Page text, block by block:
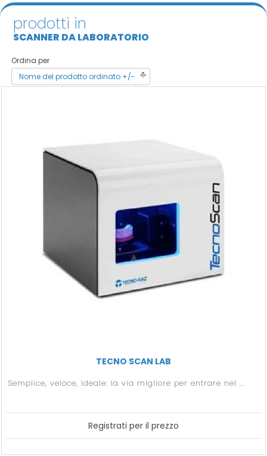
prodotti in
SCANNER DA LABORATORIO
Ordina per
Nome del prodotto ordinato +/-
TECNO SCAN LAB
Semplice, veloce, ideale: la via migliore per entrare nel ...
Registrati per il prezzo